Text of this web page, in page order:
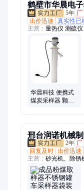
鹤壁市华晨电
5年 厂
出价迅速
真实性已
主营： 量热仪 测硫
析仪、便携式采样
仪、焦炭检测仪器
仪器、石灰活性度
分设备、全自动氟
仪、活性炭四氯化
计、库仑定硫仪、
生物质燃料检测仪
灼减率测定仪
华晨科技 便携式
煤炭采样器 颗粒
邢台润诺机械
2年 厂
回复及时 出价迅速
主营： 砂光机、除锈
度仪、加油机、带
仪、选果机、漏水
电动脚手架